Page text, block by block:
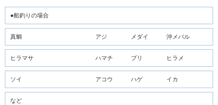
●船釣りの場合
真鯛 アジ メダイ 沖メバル
ヒラマサ ハマチ ブリ ヒラメ
ソイ アコウ ハゲ イカ
など